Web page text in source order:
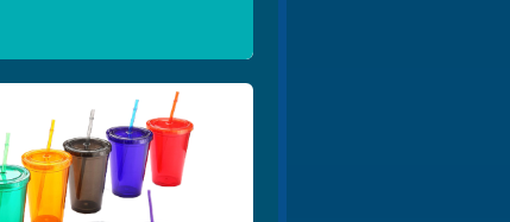
กระติก
กระบอกน้ำ
flask vacuum